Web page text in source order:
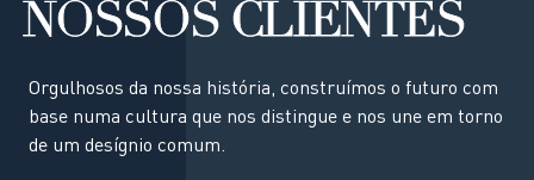
NOSSOS CLIENTES
Orgulhosos da nossa história, construímos o futuro com
base numa cultura que nos distingue e nos une em torno
de um desígnio comum.